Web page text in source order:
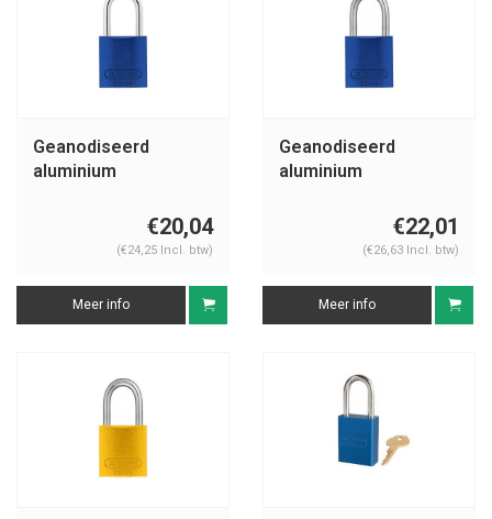
Geanodiseerd
aluminium
blauw 72/30 BLAU€20,04
(€24,25 Incl. btw)
Meer info
Geanodiseerd
aluminium
blauw 72IB/30 BLAU
€22,01
(€26,63 Incl. btw)
Meer info